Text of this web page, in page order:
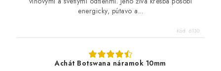
energicky, pútavo a...
Kód: 6130
Achát Botswana náramok 10mm